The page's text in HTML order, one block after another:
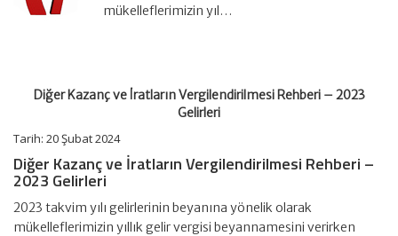
mükelleflerimizin yıl…
Diğer Kazanç ve İratların Vergilendirilmesi Rehberi – 2023
Gelirleri
Tarih: 20 Şubat 2024
Diğer Kazanç ve İratların Vergilendirilmesi Rehberi –
2023 Gelirleri
2023 takvim yılı gelirlerinin beyanına yönelik olarak
mükelleflerimizin yıllık gelir vergisi beyannamesini verirken